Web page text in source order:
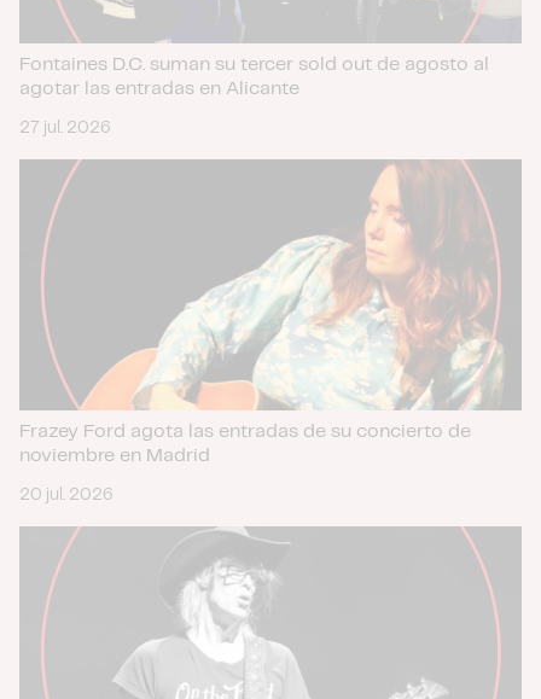
Fontaines D.C. suman su tercer sold out de agosto al
agotar las entradas en Alicante
27 jul. 2026
Frazey Ford agota las entradas de su concierto de
noviembre en Madrid
20 jul. 2026